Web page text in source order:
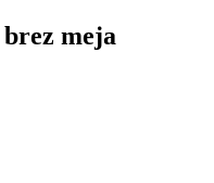
meja